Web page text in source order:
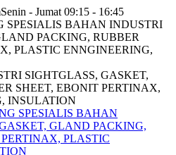
Senin - Jumat 09:15 - 16:45
SPESIALIS BAHAN INDUSTRI
PACKING, RUBBER
PLASTIC ENNGINEERING,
SIGHTGLASS, GASKET,
SHEET, EBONIT PERTINAX,
INSULATION